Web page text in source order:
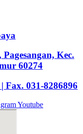
Kec.
60274
Fax. 031-8286896
Youtube